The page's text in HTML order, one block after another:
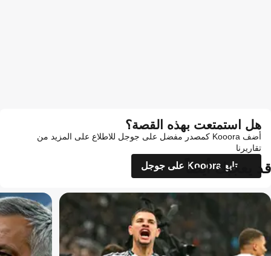
هل استمتعت بهذه القصة؟
أضف Kooora كمصدر مفضل على جوجل للاطلاع على المزيد من
تقاريرنا
تابع Kooora على جوجل
قد يعجبك أيضاً